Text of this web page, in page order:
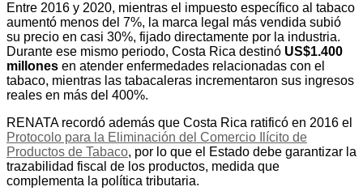
Entre 2016 y 2020, mientras el impuesto específico al tabaco
aumentó menos del 7%, la marca legal más vendida subió
su precio en casi 30%, fijado directamente por la industria.
Durante ese mismo periodo, Costa Rica destinó US$1.400
millones en atender enfermedades relacionadas con el
tabaco, mientras las tabacaleras incrementaron sus ingresos
reales en más del 400%.
RENATA recordó además que Costa Rica ratificó en 2016 el
Protocolo para la Eliminación del Comercio Ilícito de
Productos de Tabaco, por lo que el Estado debe garantizar la
trazabilidad fiscal de los productos, medida que
complementa la política tributaria.